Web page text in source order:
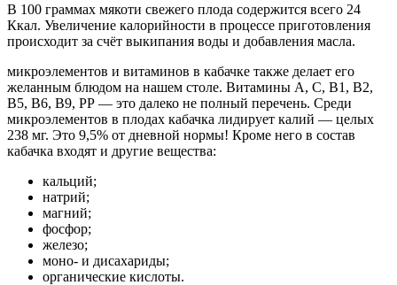
В 100 граммах мякоти свежего плода содержится всего 24
Ккал. Увеличение калорийности в процессе приготовления
происходит за счёт выкипания воды и добавления масла.
микроэлементов и витаминов в кабачке также делает его
желанным блюдом на нашем столе. Витамины А, С, В1, В2,
В5, В6, В9, РР — это далеко не полный перечень. Среди
микроэлементов в плодах кабачка лидирует калий — целых
238 мг. Это 9,5% от дневной нормы! Кроме него в состав
кабачка входят и другие вещества:
кальций;
натрий;
магний;
фосфор;
железо;
моно- и дисахариды;
органические кислоты.